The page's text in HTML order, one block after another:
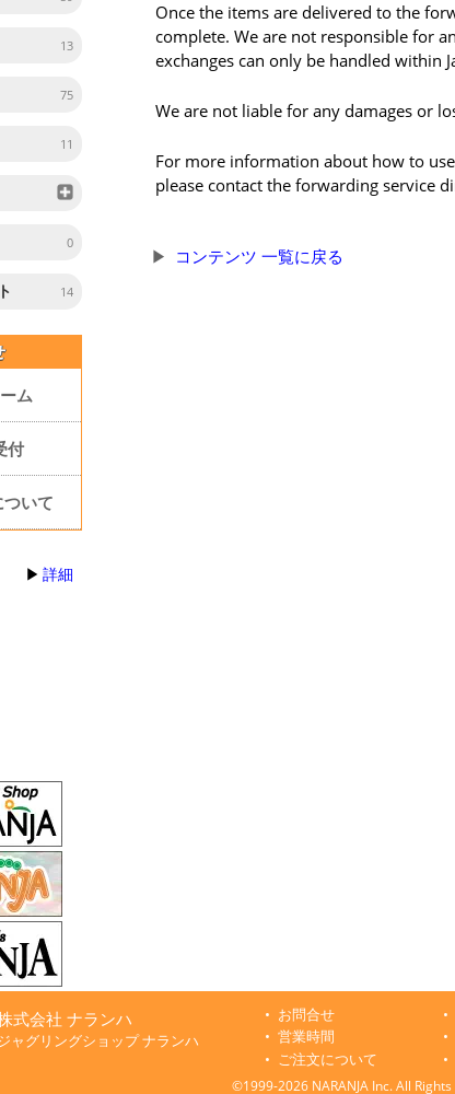
13
75
11
0
14
ム
付
いて
詳細
Once the items are delivered to the
complete. We are not responsible for
exchanges can only be handled within
We are not liable for any damages or
For more information about how to
please contact the forwarding service
コンテンツ 一覧に戻る
式会社 ナランハ
ャグリングショップ ナランハ
お問合せ
営業時間
ご注文について
©1999-2026 NARANJA Inc. All